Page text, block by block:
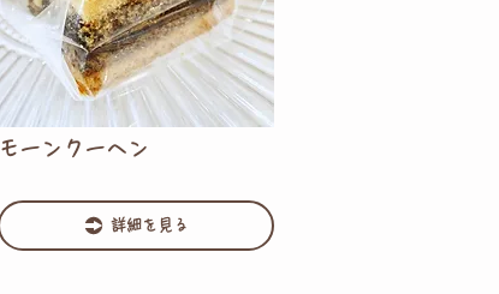
モーンクーヘン
詳細を見る